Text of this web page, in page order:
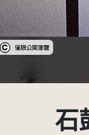
受著作權法
石